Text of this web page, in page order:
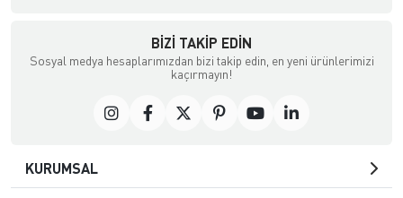
BIZI TAKIP EDIN
Sosyal medya hesaplarımızdan bizi takip edin, en yeni ürünlerimizi
kaçırmayın!
KURUMSAL